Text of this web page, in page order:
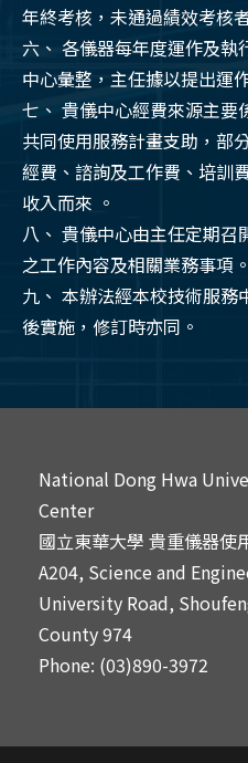
年終考核，未通過績效考核
六、 各儀器每年度運作及執
中心彙整，主任據以提出運
七、 貴儀中心經費來源主要
共同使用服務計畫支助，部
經費、諮詢及工作費、培訓
收入而來 。
八、 貴儀中心由主任定期
之工作內容及相關業務事項。
九、 本辦法經本校技術服務
後實施，修訂時亦同。
National Dong Hwa
Center
國立東華大學 貴重儀器使
A204, Science and
University Road,
County 974
Phone: (03)890-3972